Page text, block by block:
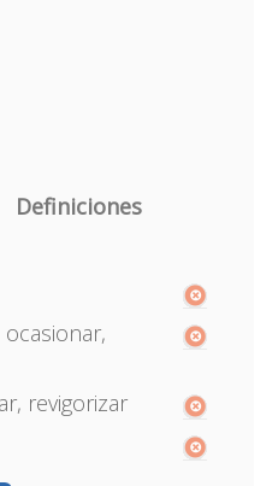
Definiciones
revigorizar